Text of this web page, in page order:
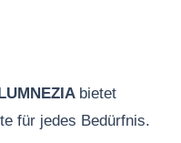
bietet
für jedes Bedürfnis.